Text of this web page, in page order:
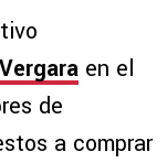
en el
de
a comprar